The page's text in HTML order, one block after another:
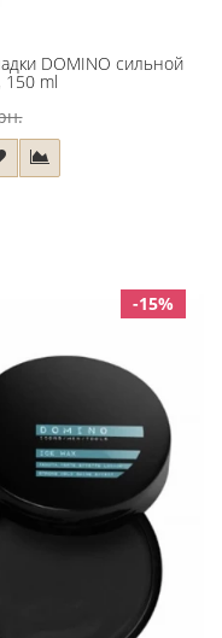
DOMINO сильной
150 ml
-15%